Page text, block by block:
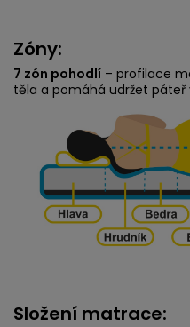
Zóny:
7 zón pohodlí – profilace
těla a pomáhá udržet páteř
Složení matrace: